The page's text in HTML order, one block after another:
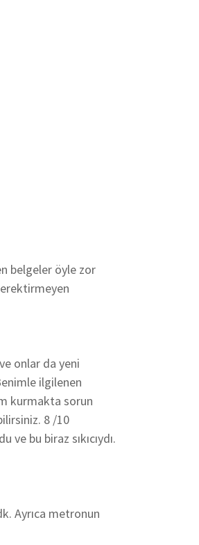
belgeler öyle zor
onlar da yeni
ilgilenen
kurmakta sorun
8 /10
bu biraz sıkıcıydı.
Ayrıca metronun